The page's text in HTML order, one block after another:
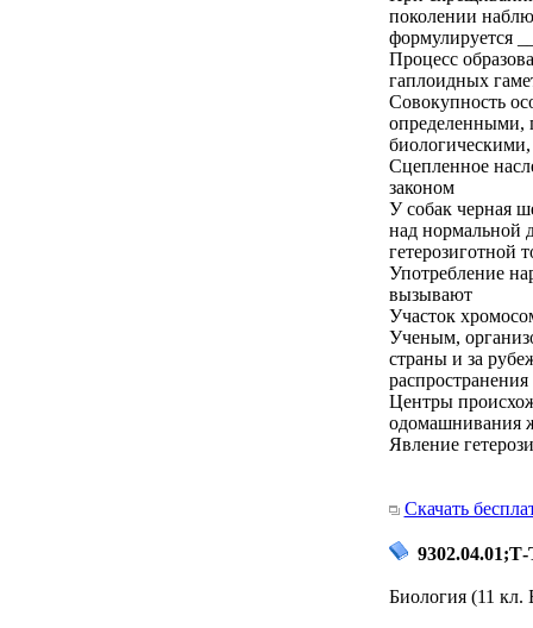
поколении
формулируется
Процесс
гаплоидных
Совокупность
определенными,
Сцепленное
законом
У собак черная
над нормальной
гетерозиготной
Употребление
вызывают
Участок
Ученым,
страны и за
Центры
одомашнивания
Явление
Скачать
9302.04.01;Т-
Биология (11 кл.